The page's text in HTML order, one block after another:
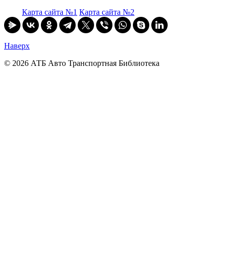
Карта сайта №1 Карта сайта №2
Наверх
© 2026 АТБ Авто Транспортная Библиотека